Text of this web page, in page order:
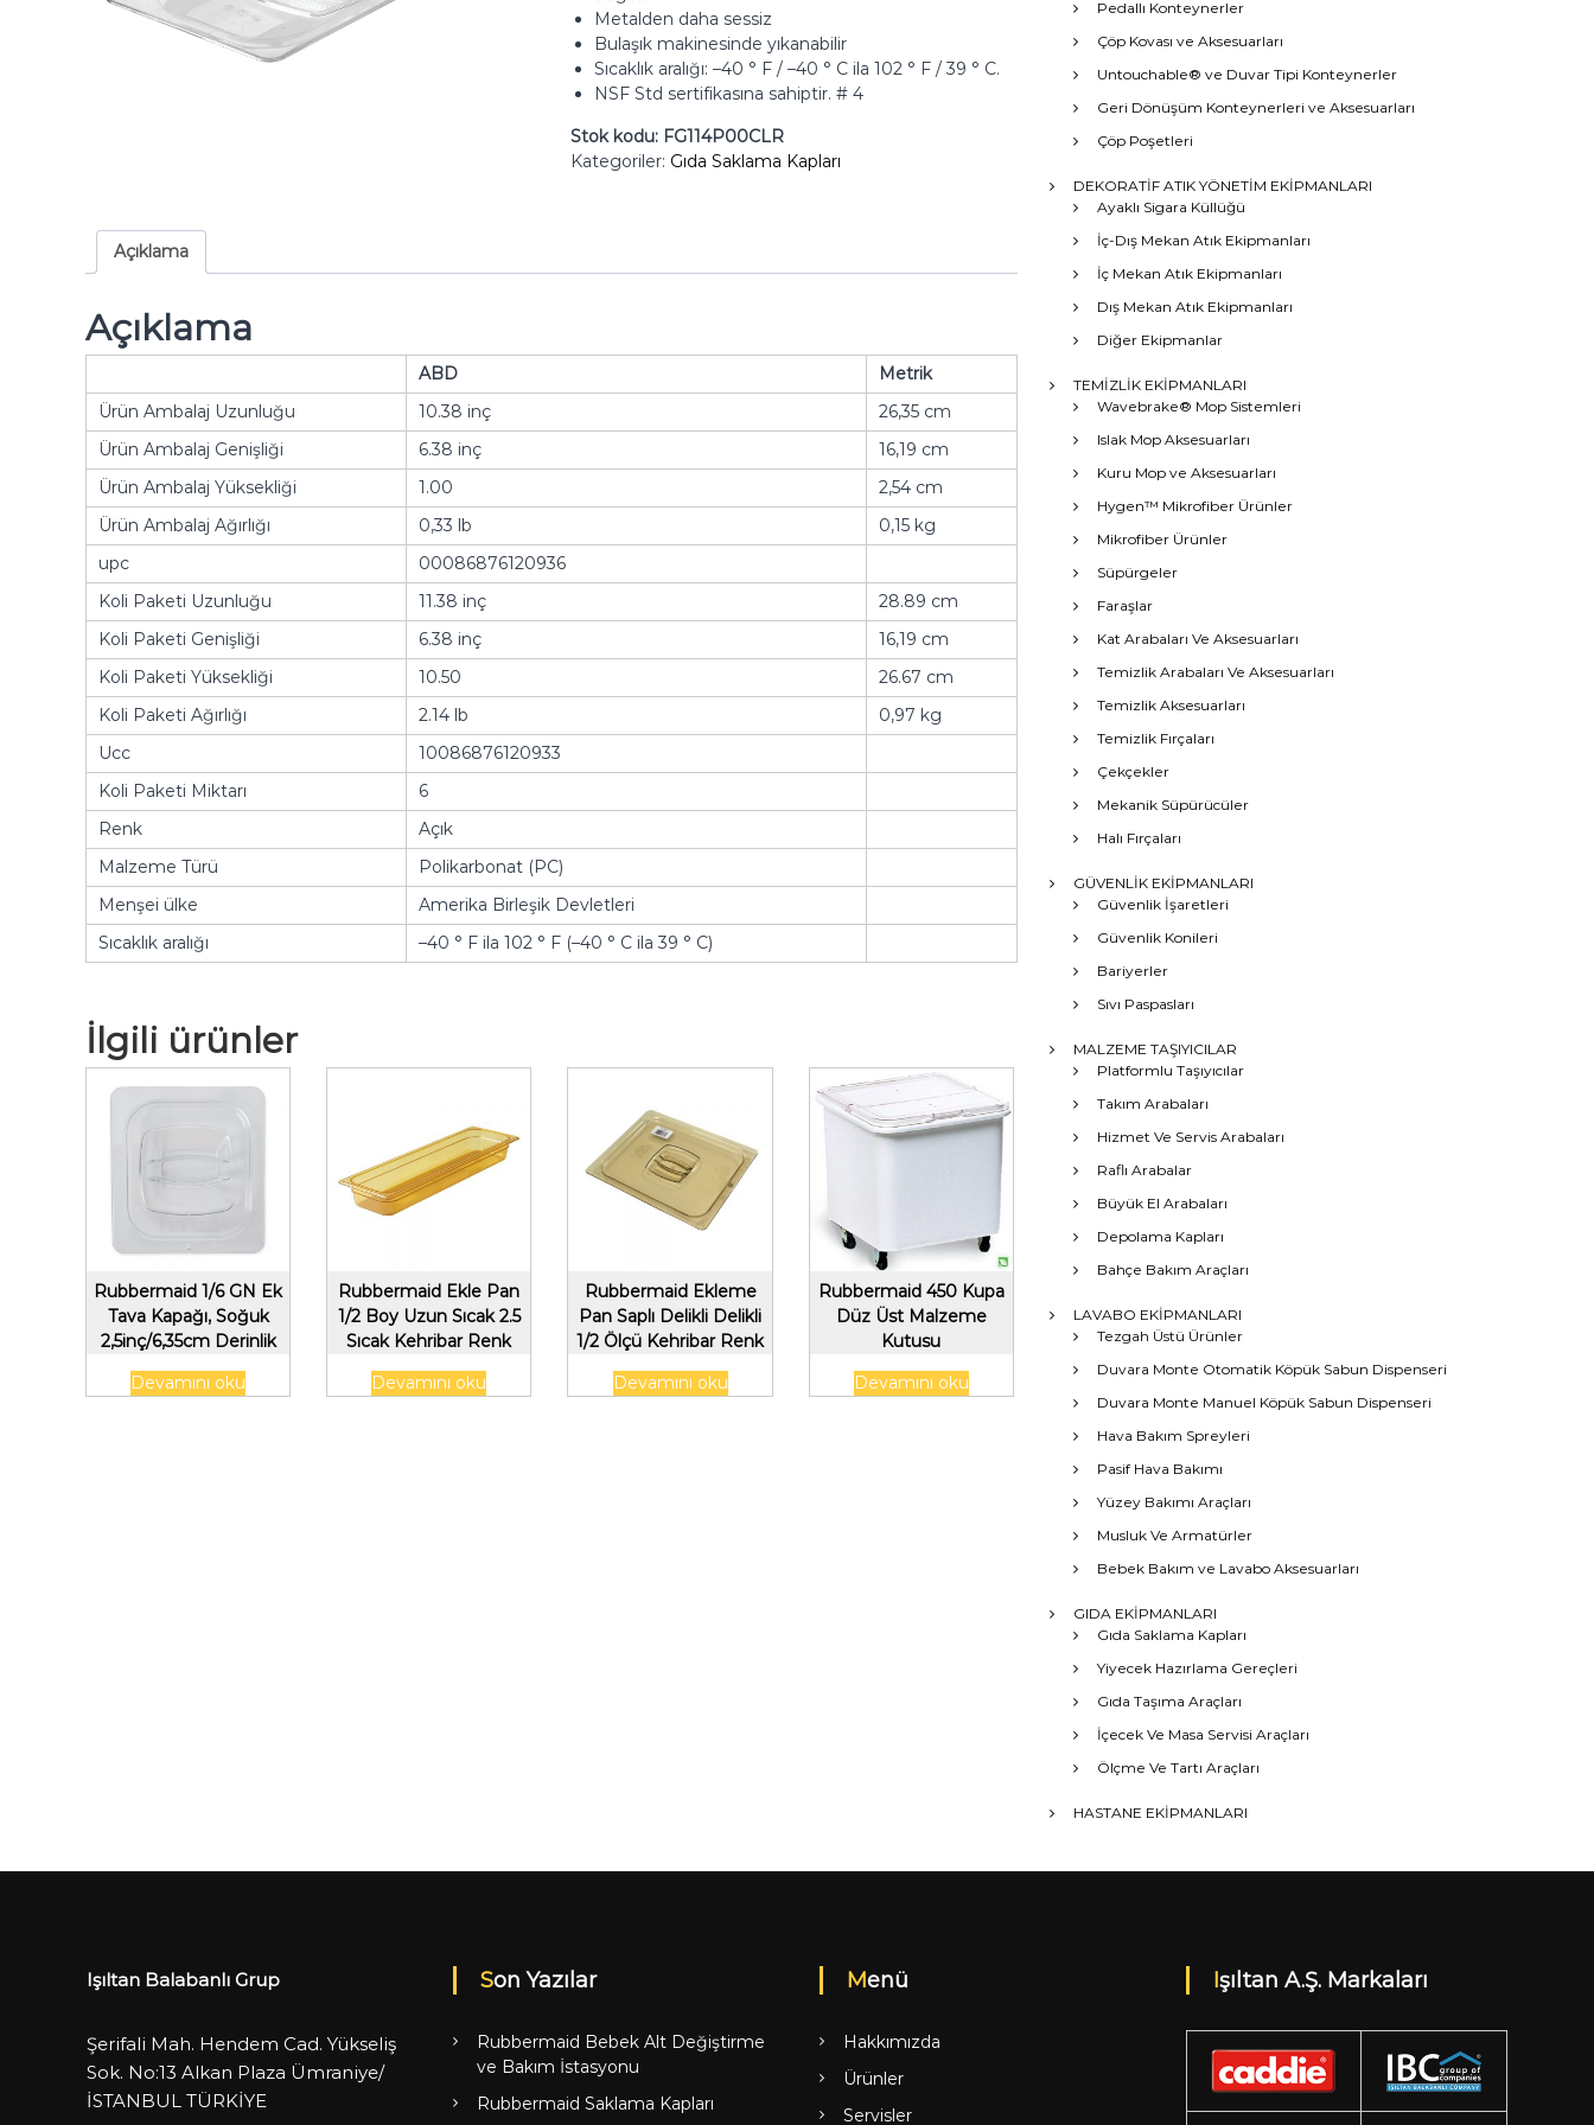
Metalden daha sessiz
Bulaşık makinesinde yıkanabilir
Sıcaklık aralığı: –40 ° F / –40 ° C ila 102 ° F / 39 ° C.
NSF Std sertifikasına sahiptir. # 4
Stok kodu: FG114P00CLR
Kategoriler: Gıda Saklama Kapları
Açıklama
Açıklama
ABD
Metrik
Ürün Ambalaj Uzunluğu
10.38 inç
26,35 cm
Ürün Ambalaj Genişliği
6.38 inç
16,19 cm
Ürün Ambalaj Yüksekliği
1.00
2,54 cm
Ürün Ambalaj Ağırlığı
0,33 lb
0,15 kg
upc
00086876120936
Koli Paketi Uzunluğu
11.38 inç
28.89 cm
Koli Paketi Genişliği
6.38 inç
16,19 cm
Koli Paketi Yüksekliği
10.50
26.67 cm
Koli Paketi Ağırlığı
2.14 lb
0,97 kg
Ucc
10086876120933
Koli Paketi Miktarı
6
Renk
Açık
Malzeme Türü
Polikarbonat (PC)
Menşei ülke
Amerika Birleşik Devletleri
Sıcaklık aralığı
–40 ° F ila 102 ° F (–40 ° C ila 39 ° C)
İlgili ürünler
Rubbermaid 1/6 GN Ek
Tava Kapağı, Soğuk
2,5inç/6,35cm Derinlik
,Şeffaf
Devamını oku
Rubbermaid Ekle Pan
1/2 Boy Uzun Sıcak 2.5
Sıcak Kehribar Renk
Devamını oku
Rubbermaid Ekleme
Pan Saplı Delikli Delikli
1/2 Ölçü Kehribar Renk
Devamını oku
Rubbermaid 450 Kupa
Düz Üst Malzeme
Kutusu
Devamını oku
Pedallı Konteynerler
Çöp Kovası ve Aksesuarları
Untouchable® ve Duvar Tipi Konteynerler
Geri Dönüşüm Konteynerleri ve Aksesuarları
Çöp Poşetleri
DEKORATİF ATIK YÖNETİM EKİPMANLARI
Ayaklı Sigara Küllüğü
İç-Dış Mekan Atık Ekipmanları
İç Mekan Atık Ekipmanları
Dış Mekan Atık Ekipmanları
Diğer Ekipmanlar
TEMİZLİK EKİPMANLARI
Wavebrake® Mop Sistemleri
Islak Mop Aksesuarları
Kuru Mop ve Aksesuarları
Hygen™ Mikrofiber Ürünler
Mikrofiber Ürünler
Süpürgeler
Faraşlar
Kat Arabaları Ve Aksesuarları
Temizlik Arabaları Ve Aksesuarları
Temizlik Aksesuarları
Temizlik Fırçaları
Çekçekler
Mekanik Süpürücüler
Halı Fırçaları
GÜVENLİK EKİPMANLARI
Güvenlik İşaretleri
Güvenlik Konileri
Bariyerler
Sıvı Paspasları
MALZEME TAŞIYICILAR
Platformlu Taşıyıcılar
Takım Arabaları
Hizmet Ve Servis Arabaları
Raflı Arabalar
Büyük El Arabaları
Depolama Kapları
Bahçe Bakım Araçları
LAVABO EKİPMANLARI
Tezgah Üstü Ürünler
Duvara Monte Otomatik Köpük Sabun Dispenseri
Duvara Monte Manuel Köpük Sabun Dispenseri
Hava Bakım Spreyleri
Pasif Hava Bakımı
Yüzey Bakımı Araçları
Musluk Ve Armatürler
Bebek Bakım ve Lavabo Aksesuarları
GIDA EKİPMANLARI
Gıda Saklama Kapları
Yiyecek Hazırlama Gereçleri
Gıda Taşıma Araçları
İçecek Ve Masa Servisi Araçları
Ölçme Ve Tartı Araçları
HASTANE EKİPMANLARI
Işıltan Balabanlı Grup
Şerifali Mah. Hendem Cad. Yükseliş
Sok. No:13 Alkan Plaza Ümraniye/
İSTANBUL TÜRKİYE
Son Yazılar
Rubbermaid Bebek Alt Değiştirme
ve Bakım İstasyonu
Rubbermaid Saklama Kapları
Menü
Hakkımızda
Ürünler
Servisler
Işıltan A.Ş. Markaları